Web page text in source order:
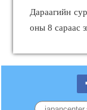
Дараагийн
оны 8 сараас